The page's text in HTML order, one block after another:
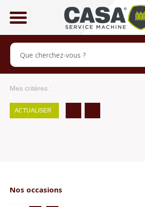
Mes critères :
ACTUALISER
Nos occasions